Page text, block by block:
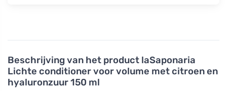
Beschrijving van het product laSaponaria
Lichte conditioner voor volume met citroen en
hyaluronzuur 150 ml